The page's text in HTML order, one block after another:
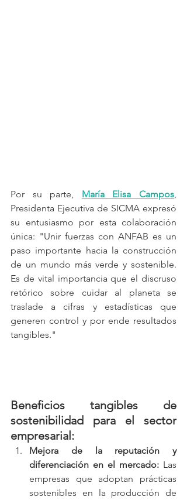
Por su parte, María Elisa Campos
Presidenta Ejecutiva de SICMA expresó
su entusiasmo por esta colaboración
única: "Unir fuerzas con ANFAB es un
paso importante hacia la construcción
de un mundo más verde y sostenible.
Es de vital importancia que el discruso
retórico sobre cuidar al planeta se
traslade a cifras y estadísticas que
generen control y por ende resultados
tangibles."
Beneficios tangibles de
sostenibilidad para el sector
empresarial:
Mejora de la reputación y
diferenciación en el mercado: Las
empresas que adoptan prácticas
sostenibles en la producción de